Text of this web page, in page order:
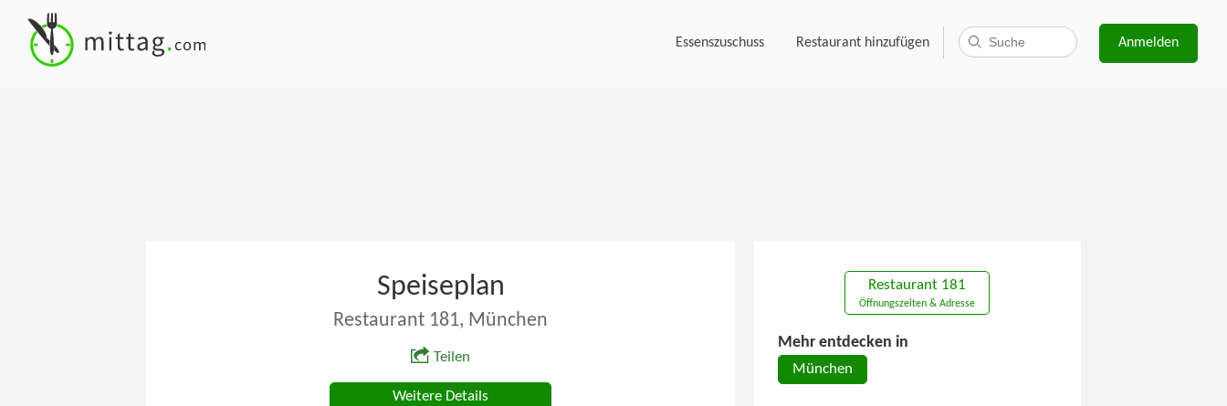
Essenszuschuss Restaurant hinzufügen Anmelden
Speiseplan
Restaurant 181, München
Teilen
Weitere Details
Restaurant 181
Öffnungszeiten & Adresse
Mehr entdecken in
München